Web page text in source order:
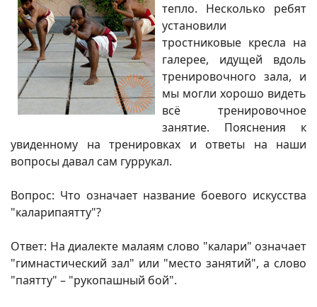
тепло. Несколько ребят
установили
тростниковые кресла на
галерее, идущей вдоль
тренировочного зала, и
мы могли хорошо видеть
всё тренировочное
занятие. Пояснения к
увиденному на тренировках и ответы на наши
вопросы давал сам гуррукал.
Вопрос: Что означает название боевого искусства
"каларипаятту"?
Ответ: На диалекте малаям слово "калари" означает
"гимнастический зал" или "место занятий", а слово
"паятту" – "рукопашный бой".